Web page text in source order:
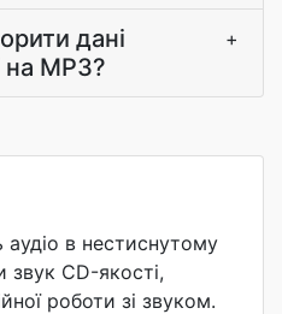
дані
MP3?
+
аудіо в нестиснутому
звук CD-якості,
роботи зі звуком.